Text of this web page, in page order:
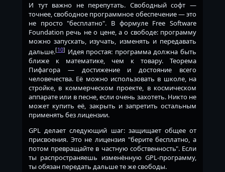
И тут важно не перепутать. Свободный софт —
точнее, свободное программное обеспечение — это
не просто "бесплатно". В формуле Free Software
Foundation речь не о цене, а о свободе: программу
можно запускать, изучать, изменять и передавать
дальше.[10] Идея простая: программа должна быть
ближе к математике, чем к товару. Теорема
Пифагора — достижение и достояние всего
человечества. Её можно использовать в школе, на
стройке, в коммерческом проекте, в космическом
аппарате или в песне, если очень захотеть. Никто не
может купить её, закрыть и запретить остальным
применять без лицензии.
GPL делает следующий шаг: защищает общее от
присвоения. Это не лицензия "берите бесплатно, а
потом превращайте в частную собственность". Если
ты распространяешь изменённую GPL-программу,
ты обязан передать дальше те же свободы.